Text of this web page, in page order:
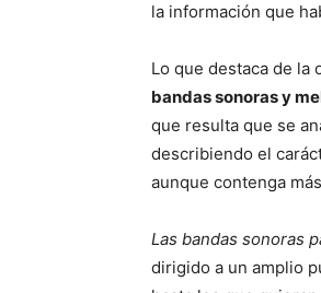
la información que
Lo que destaca de la
bandas sonoras y
que resulta que se
describiendo el
aunque contenga
Las bandas sonoras
dirigido a un amplio